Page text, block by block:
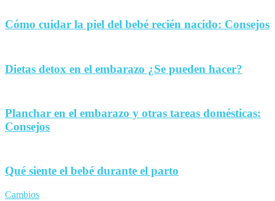
Cómo cuidar la piel del bebé recién nacido: Consejos
Dietas detox en el embarazo ¿Se pueden hacer?
Planchar en el embarazo y otras tareas domésticas:
Consejos
Qué siente el bebé durante el parto
Cambios